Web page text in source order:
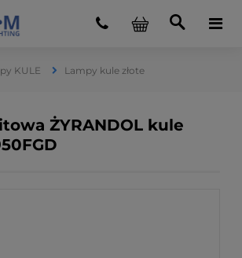
KULE Lampy kule złote
ŻYRANDOL kule